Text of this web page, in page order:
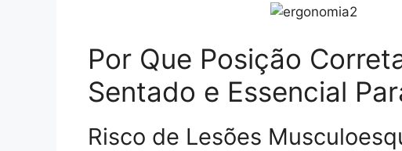
Por Que Posição
Sentado e Essencial
Risco de Lesões